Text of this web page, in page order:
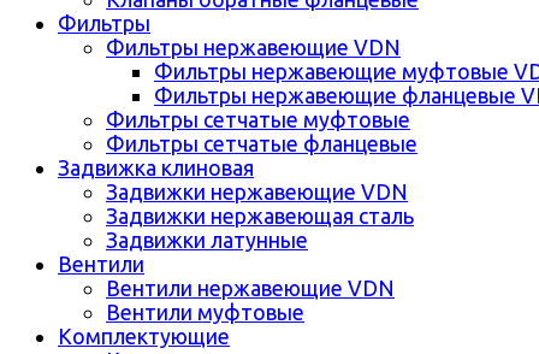
Фильтры
Фильтры нержавеющие VDN
Фильтры нержавеющие муфтовые
Фильтры нержавеющие фланцевые
Фильтры сетчатые муфтовые
Фильтры сетчатые фланцевые
Задвижка клиновая
Задвижки нержавеющие VDN
Задвижки нержавеющая сталь
Задвижки латунные
Вентили
Вентили нержавеющие VDN
Вентили муфтовые
Комплектующие